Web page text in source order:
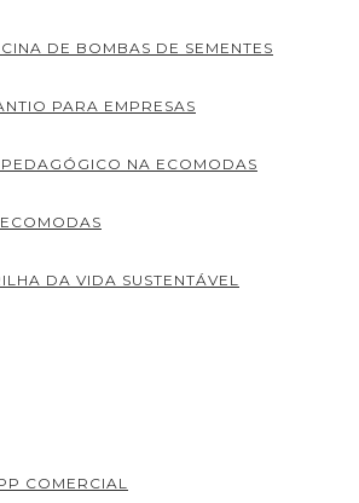
DE BOMBAS DE SEMENTES
PARA EMPRESAS
PEDAGÓGICO NA ECOMODAS
DA VIDA SUSTENTÁVEL
COMERCIAL